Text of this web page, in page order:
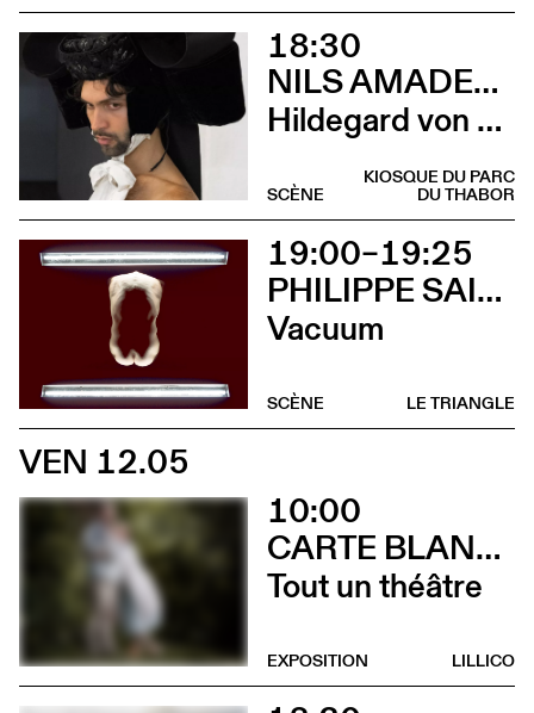
18:30
NILS AMADEUS LANGE
Hildegard von Bingen
KIOSQUE DU PARC
DU THABOR
SCÈNE
19:00–19:25
PHILIPPE SAIRE
Vacuum
LE TRIANGLE
SCÈNE
VEN 12.05
10:00
CARTE BLANCHE À ALBERTINE & GERMANO ZULLO
Tout un théâtre
LILLICO
EXPOSITION